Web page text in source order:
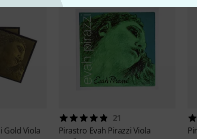
Gold Viola
21
Pirastro Evah Pirazzi Viola